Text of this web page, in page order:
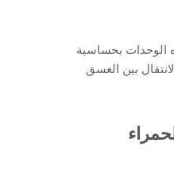
الوحدات بحساسية
بين الغسق